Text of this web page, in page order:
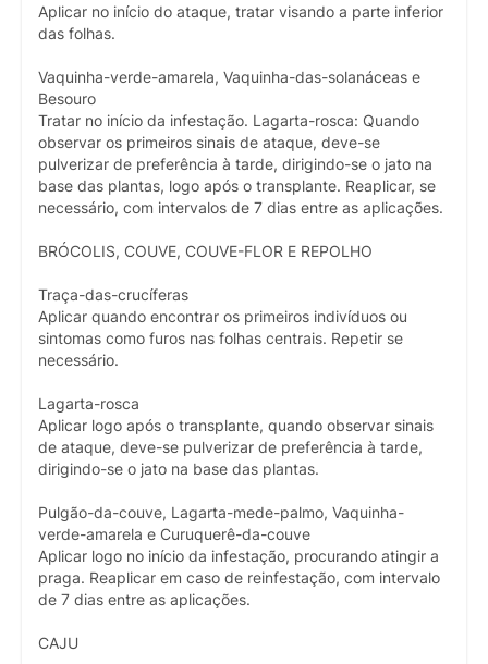
Aplicar no início do ataque, tratar visando a parte inferior
das folhas.
Vaquinha-verde-amarela, Vaquinha-das-solanáceas e
Besouro
Tratar no início da infestação. Lagarta-rosca: Quando
observar os primeiros sinais de ataque, deve-se
pulverizar de preferência à tarde, dirigindo-se o jato na
base das plantas, logo após o transplante. Reaplicar, se
necessário, com intervalos de 7 dias entre as aplicações.
BRÓCOLIS, COUVE, COUVE-FLOR E REPOLHO
Traça-das-crucíferas
Aplicar quando encontrar os primeiros indivíduos ou
sintomas como furos nas folhas centrais. Repetir se
necessário.
Lagarta-rosca
Aplicar logo após o transplante, quando observar sinais
de ataque, deve-se pulverizar de preferência à tarde,
dirigindo-se o jato na base das plantas.
Pulgão-da-couve, Lagarta-mede-palmo, Vaquinha-
verde-amarela e Curuquerê-da-couve
Aplicar logo no início da infestação, procurando atingir a
praga. Reaplicar em caso de reinfestação, com intervalo
de 7 dias entre as aplicações.
CAJU